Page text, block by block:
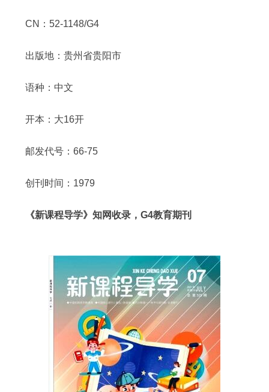
CN：52-1148/G4
出版地：贵州省贵阳市
语种：中文
开本：大16开
邮发代号：66-75
创刊时间：1979
《新课程导学》知网收录，G4教育期刊